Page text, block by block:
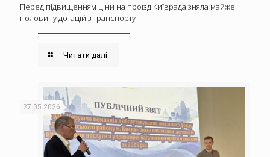
Перед підвищенням ціни на проїзд Київрада зняла майже
половину дотацій з транспорту
Читати далі
27.05.2026